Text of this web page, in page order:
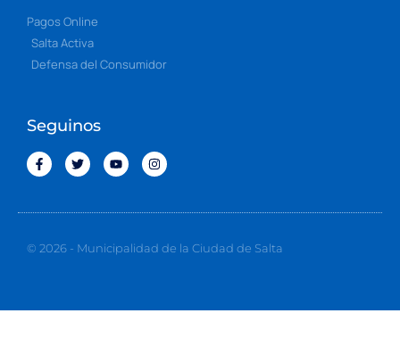
Pagos Online
Salta Activa
Defensa del Consumidor
Seguinos
© 2026 - Municipalidad de la Ciudad de Salta